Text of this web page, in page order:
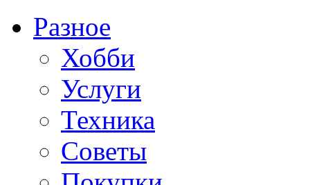
Разное
Хобби
Услуги
Техника
Советы